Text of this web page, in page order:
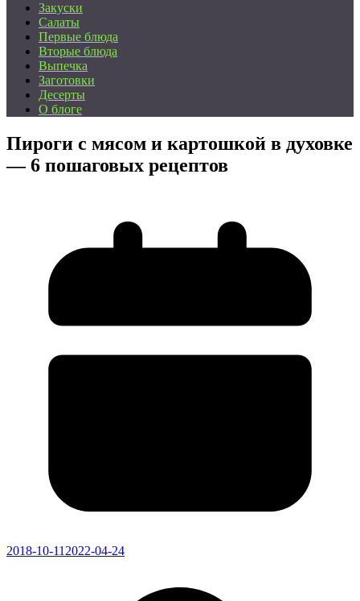
Закуски
Салаты
Первые блюда
Вторые блюда
Выпечка
Заготовки
Десерты
О блоге
Пироги с мясом и картошкой в духовке
— 6 пошаговых рецептов
2018-10-11 2022-04-24